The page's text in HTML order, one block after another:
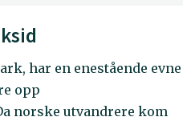
har en enestående evne
opp
norske utvandrere kom